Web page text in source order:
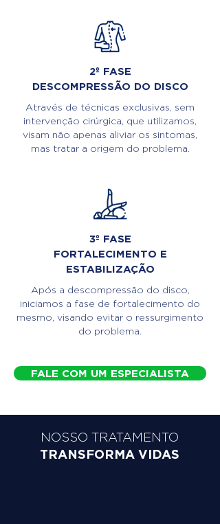
2º FASE
DESCOMPRESSÃO DO DISCO
Através de técnicas exclusivas, sem
intervenção cirúrgica, que utilizamos,
visam não apenas aliviar os sintomas,
mas tratar a origem do problema.
3º FASE
FORTALECIMENTO E
ESTABILIZAÇÃO
Após a descompressão do disco,
iniciamos a fase de fortalecimento do
mesmo, visando evitar o ressurgimento
do problema.
FALE COM UM ESPECIALISTA
NOSSO TRATAMENTO
TRANSFORMA VIDAS